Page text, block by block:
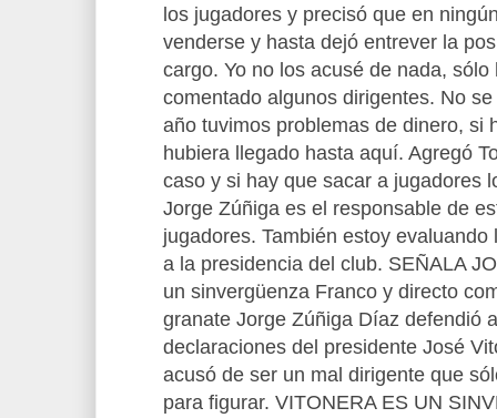
los jugadores y precisó que en
venderse y hasta dejó entrever la
cargo. Yo no los acusé de nada,
comentado algunos dirigentes. No
año tuvimos problemas de dinero, si
hubiera llegado hasta aquí. Agregó
caso y si hay que sacar a jugadores
Jorge Zúñiga es el responsable de
jugadores. También estoy
a la presidencia del club. SEÑALA
un sinvergüenza Franco y directo
granate Jorge Zúñiga Díaz defendió
declaraciones del presidente José
acusó de ser un mal dirigente que
para figurar. VITONERA ES UN